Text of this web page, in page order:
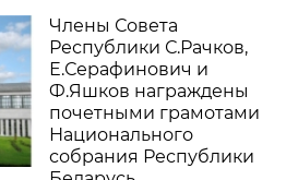
Члены Совета
Республики С.Рачков,
Е.Серафинович и
Ф.Яшков награждены
почетными грамотами
Национального
собрания Республики